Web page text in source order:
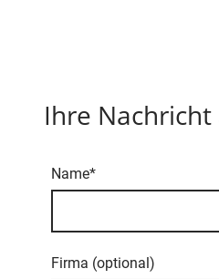
Ihre Nachricht
Name*
Firma (optional)